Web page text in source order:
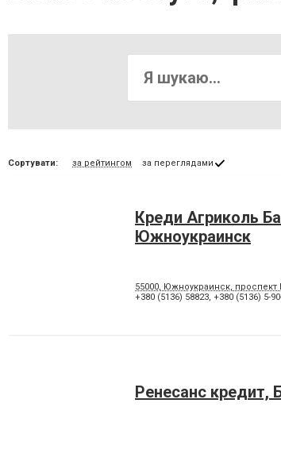
Сортувати: за рейтингом за переглядами
Креди Агриколь
Южноукраинск
55000, Южноукраинск,
+380 (5136) 58823, +380 (5136) 5-
Ренесанс кредит,